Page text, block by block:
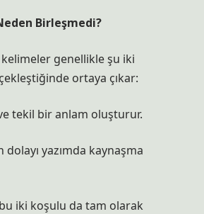
Birleşmedi?
genellikle şu iki
ortaya çıkar:
tekil bir anlam oluşturur.
dolayı yazımda kaynaşma
iki koşulu da tam olarak